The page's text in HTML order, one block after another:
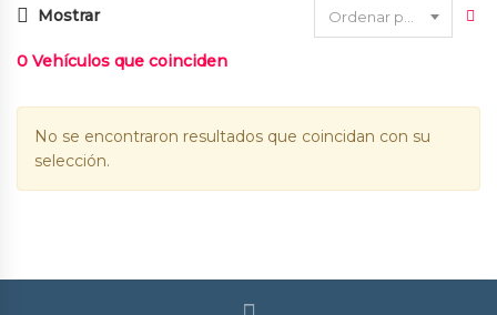
Mostrar
0 Vehículos que coinciden
No se encontraron resultados que coincidan con su
selección.